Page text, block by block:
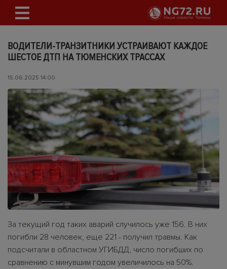
ВОДИТЕЛИ-ТРАНЗИТНИКИ УСТРАИВАЮТ КАЖДОЕ
ШЕСТОЕ ДТП НА ТЮМЕНСКИХ ТРАССАХ
15.06.2025 14:00
За текущий год таких аварий случилось уже 156. В них
погибли 28 человек, еще 221 - получил травмы. Как
подсчитали в областном УГИБДД, число погибших по
сравнению с минувшим годом увеличилось на 50%.